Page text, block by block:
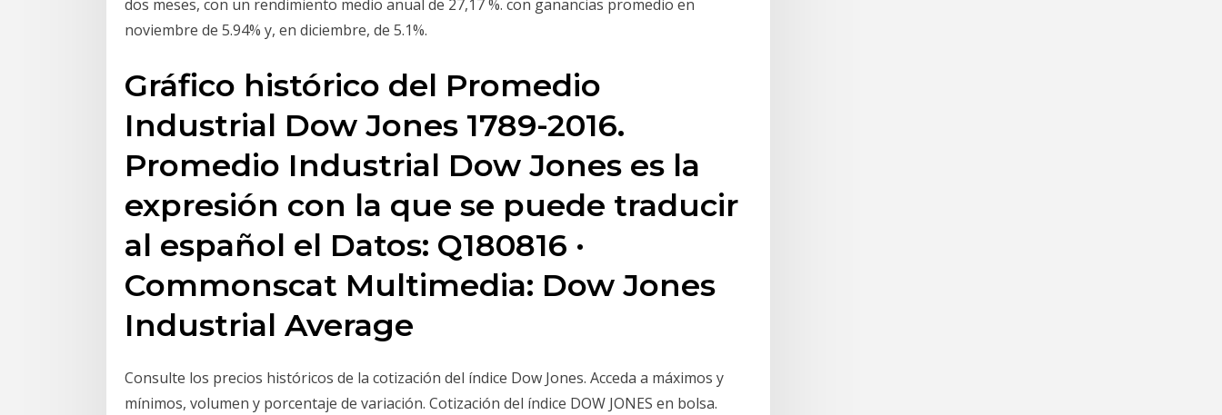
dos meses, con un rendimiento medio anual de 27,17 %. con ganancias promedio en
noviembre de 5.94% y, en diciembre, de 5.1%.
Gráfico histórico del Promedio
Industrial Dow Jones 1789-2016.
Promedio Industrial Dow Jones es la
expresión con la que se puede traducir
al español el Datos: Q180816 ·
Commonscat Multimedia: Dow Jones
Industrial Average
Consulte los precios históricos de la cotización del índice Dow Jones. Acceda a máximos y
mínimos, volumen y porcentaje de variación. Cotización del índice DOW JONES en bolsa.